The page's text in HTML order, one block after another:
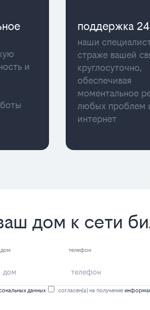
и
поддержка
наши
страже вашей
круглосуточно,
обеспечивая
моментальное
любых проблем
интернет
дом к сети
дом телефон
данных согласен(а) на получение